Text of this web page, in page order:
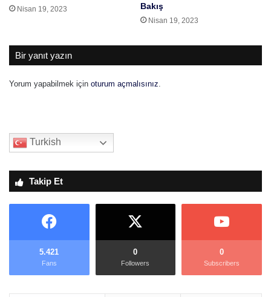
Nisan 19, 2023
Bakış
Nisan 19, 2023
Bir yanıt yazın
Yorum yapabilmek için oturum açmalısınız
Turkish
Takip Et
5.421
Fans
0
Followers
0
Subscribers